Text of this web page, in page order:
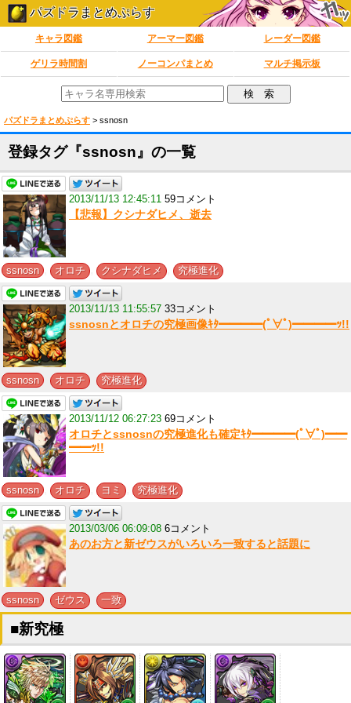
パズドラまとめぷらす
キャラ図鑑 アーマー図鑑 レーダー図鑑
ゲリラ時間割 ノーコンパまとめ マルチ掲示板
パズドラまとめぷらす > ssnosn
登録タグ『ssnosn』の一覧
2013/11/13 12:45:11 59コメント
【悲報】クシナダヒメ、逝去
ssnosn オロチ クシナダヒメ 究極進化
2013/11/13 11:55:57 33コメント
ssnosnとオロチの究極画像ｷﾀ━━━━(ﾟ∀ﾟ)━━━━ｯ!!
ssnosn オロチ 究極進化
2013/11/12 06:27:23 69コメント
オロチとssnosnの究極進化も確定ｷﾀ━━━━(ﾟ∀ﾟ)━━
━━ｯ!!
ssnosn オロチ ヨミ 究極進化
2013/03/06 06:09:08 6コメント
あのお方と新ゼウスがいろいろ一致すると話題に
ssnosn ゼウス 一致
■新究極